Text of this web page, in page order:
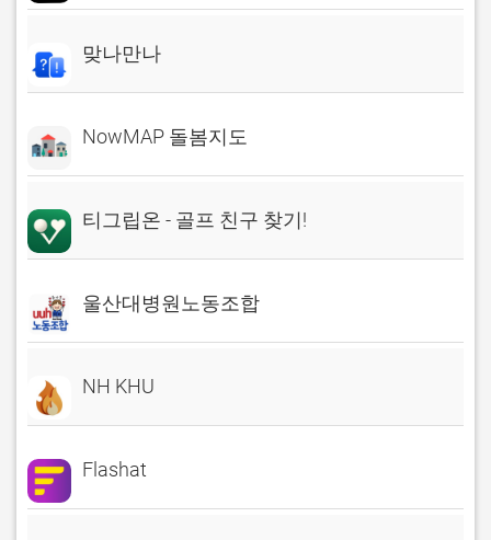
맞나만나
NowMAP 돌봄지도
티그립온 - 골프 친구 찾기!
울산대병원노동조합
NH KHU
Flashat